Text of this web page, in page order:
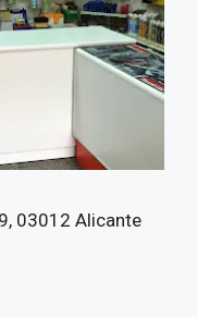
03012 Alicante